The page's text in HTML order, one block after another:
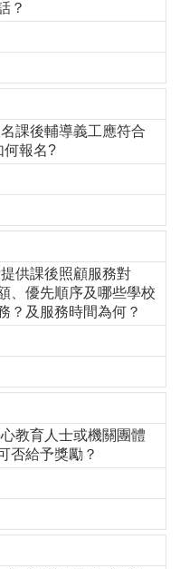
？
課後輔導義工應符合
何報名?
供課後照顧服務對
、優先順序及哪些學校
？及服務時間為何？
教育人士或機關團體
否給予獎勵？